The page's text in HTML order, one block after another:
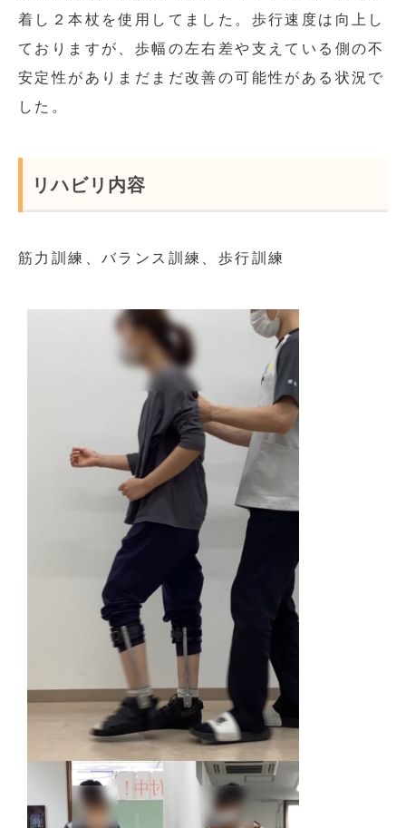
着し２本杖を使用してました。歩行速度は向上し
ておりますが、歩幅の左右差や支えている側の不
安定性がありまだまだ改善の可能性がある状況で
した。
リハビリ内容
筋力訓練、バランス訓練、歩行訓練